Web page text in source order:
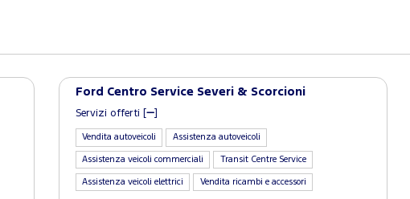
Ford Centro Service Severi & Scorcioni
Servizi offerti [ ]
Vendita autoveicoli Assistenza autoveicoli
Assistenza veicoli commerciali Transit Centre Service
Assistenza veicoli elettrici Vendita ricambi e accessori